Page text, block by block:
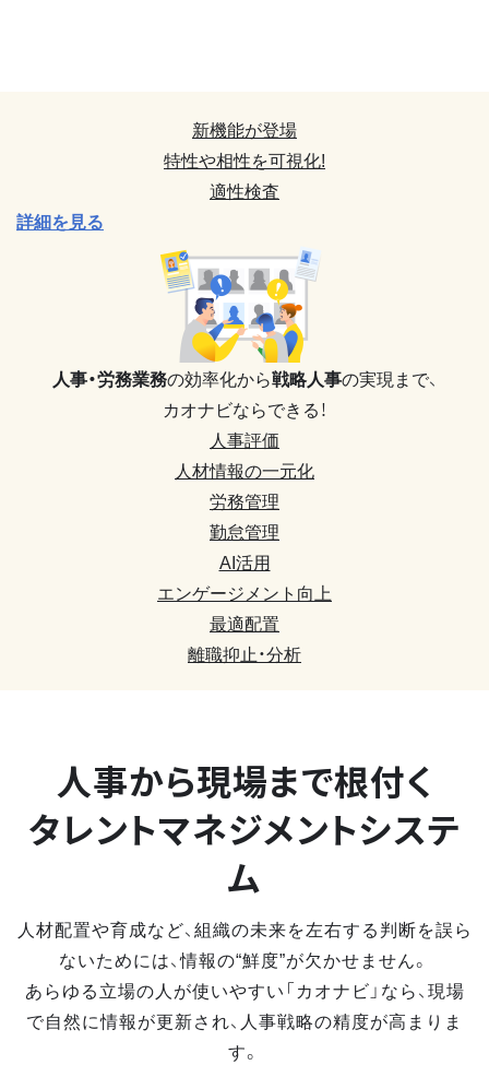
新機能が登場
特性や相性を可視化!
適性検査
詳細を見る
人事・労務業務の効率化から戦略人事の実現まで、
カオナビならできる！
人事評価
人材情報の一元化
労務管理
勤怠管理
AI活用
エンゲージメント向上
最適配置
離職抑止・分析
人事から現場まで根付く
タレントマネジメントシステ
ム
人材配置や育成など、組織の未来を左右する判断を誤ら
ないためには、情報の“鮮度”が欠かせません。
あらゆる立場の人が使いやすい「カオナビ」なら、現場
で自然に情報が更新され、人事戦略の精度が高まりま
す。